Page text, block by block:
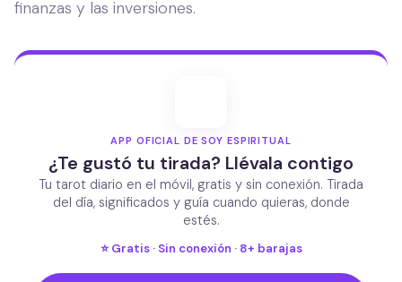
finanzas y las inversiones.
APP OFICIAL DE SOY ESPIRITUAL
¿Te gustó tu tirada? Llévala contigo
Tu tarot diario en el móvil, gratis y sin conexión. Tirada
del día, significados y guía cuando quieras, donde
estés.
⭐ Gratis · Sin conexión · 8+ barajas